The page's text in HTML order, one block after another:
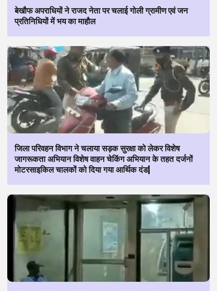
बेखौफ अपराधियों ने राजद नेता पर चलाई गोली ग्रामीण एवं जन
प्रतिनिधियों में भय का माहौल
जिला परिवहन विभाग ने चलाया सड़क सुरक्षा को लेकर विशेष
जागरूकता अभियान विशेष वाहन चेकिंग अभियान के तहत दर्जनों
मोटरसाइकिल चालकों को दिया गया आर्थिक दंड|